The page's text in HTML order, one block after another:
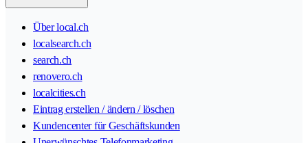
Über local.ch
localsearch.ch
search.ch
renovero.ch
localcities.ch
Eintrag erstellen / ändern / löschen
Kundencenter für Geschäftskunden